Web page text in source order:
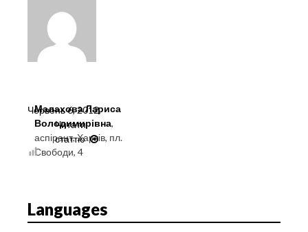
Малахова Лариса
Володимирівна,
аспірант, Харків, пл.
Свободи, 4
Червень 6, 2012.
Читати
статтю
СУТНІСТЬ
ПРОДОВОЛЬЧОЇ
ПРОБЛЕМИ
Languages